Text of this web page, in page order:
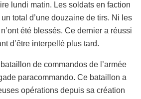
lundi matin. Les soldats en faction
total d’une douzaine de tirs. Ni les
été blessés. Ce dernier a réussi
d’être interpellé plus tard.
bataillon de commandos de l’armée
paracommando. Ce bataillon a
opérations depuis sa création